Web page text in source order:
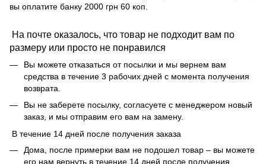
вы оплатите банку 2000 грн 60 коп.
На почте оказалось, что товар не подходит вам по
размеру или просто не понравился
Вы можете отказаться от посылки и мы вернем вам
средства в течение 3 рабочих дней с момента получения
возврата.
Вы не заберете посылку, согласуете с менеджером новый
заказ, и мы отправим его вам на замену.
В течение 14 дней после получения заказа
Дома, после примерки вам не подошел товар – вы можете
его нам вернуть в течение 14 дней после получения